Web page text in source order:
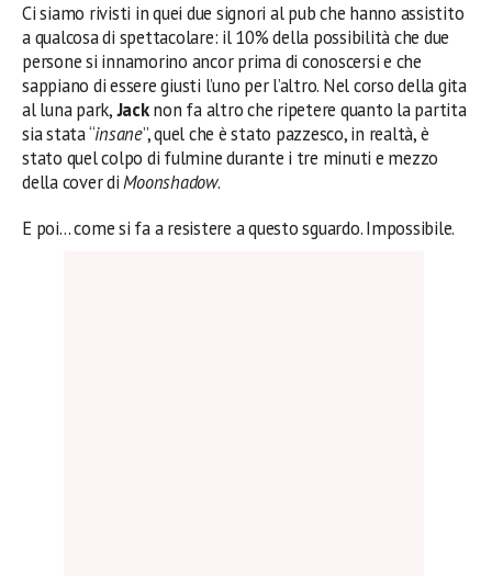
Ci siamo rivisti in quei due signori al pub che hanno assistito
a qualcosa di spettacolare: il 10% della possibilità che due
persone si innamorino ancor prima di conoscersi e che
sappiano di essere giusti l’uno per l’altro. Nel corso della gita
al luna park,Jacknon fa altro che ripetere quanto la partita
sia stata “insane”, quel che è stato pazzesco, in realtà, è
stato quel colpo di fulmine durante i tre minuti e mezzo
della cover diMoonshadow.
E poi… come si fa a resistere a questo sguardo. Impossibile.